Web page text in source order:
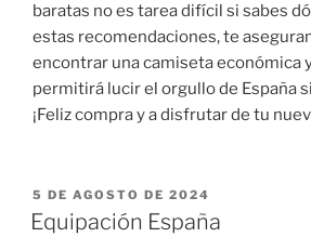
baratas no es tarea difícil si sabes
estas recomendaciones, te
encontrar una camiseta económica
permitirá lucir el orgullo de España
¡Feliz compra y a disfrutar de tu
PUBLICADO
EL
5 DE AGOSTO DE 2024
Equipación España